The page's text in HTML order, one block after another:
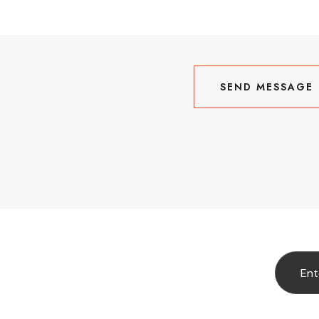
SEND MESSAGE
SEND MESSAGE